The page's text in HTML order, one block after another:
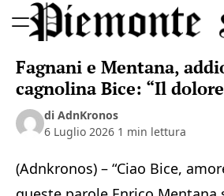
to
Sport
Fagnani e Mentana,
cagnolina Bice: “Il
di AdnKronos
6 Luglio 2026 1 min lettura
(Adnkronos) – “Ciao Bice,